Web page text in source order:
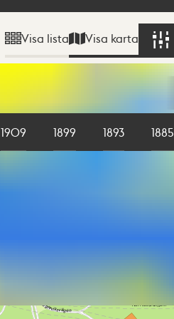
Visa lista Visa karta
1909 1899 1893 1885